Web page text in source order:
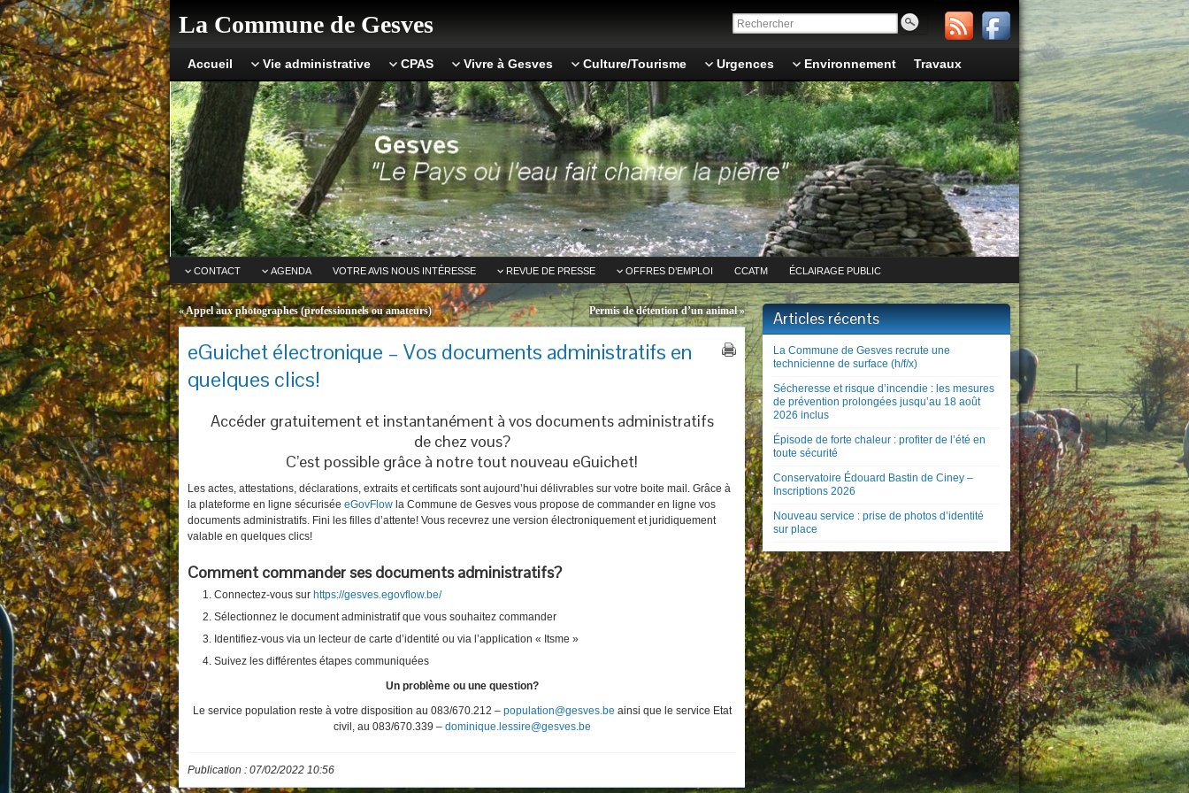
La Commune de Gesves
Accueil Vie administrative CPAS Vivre à Gesves Culture/Tourisme Urgences Environnement Travaux
CONTACT AGENDA VOTRE AVIS NOUS INTÉRESSE REVUE DE PRESSE OFFRES D’EMPLOI CCATM ÉCLAIRAGE PUBLIC
«Appel aux photographes (professionnels ou amateurs) Permis de détention d’un animal»
eGuichet électronique – Vos documents administratifs en
quelques clics!
Accéder gratuitement et instantanément à vos documents administratifs
de chez vous?
C’est possible grâce à notre tout nouveau eGuichet!
Les actes, attestations, déclarations, extraits et certificats sont aujourd’hui délivrables sur votre boite mail. Grâce à
la plateforme en ligne sécurisée eGovFlow la Commune de Gesves vous propose de commander en ligne vos
documents administratifs. Fini les filles d’attente! Vous recevrez une version électroniquement et juridiquement
valable en quelques clics!
Comment commander ses documents administratifs?
Connectez-vous sur https://gesves.egovflow.be/
Sélectionnez le document administratif que vous souhaitez commander
Identifiez-vous via un lecteur de carte d’identité ou via l’application « Itsme »
Suivez les différentes étapes communiquées
Un problème ou une question?
Le service population reste à votre disposition au 083/670.212 – population@gesves.be ainsi que le service Etat
civil, au 083/670.339 – dominique.lessire@gesves.be
Publication : 07/02/2022 10:56
Articles récents
La Commune de Gesves recrute une
technicienne de surface (h/f/x)
Sécheresse et risque d’incendie : les mesures
de prévention prolongées jusqu’au 18 août
2026 inclus
Épisode de forte chaleur : profiter de l’été en
toute sécurité
Conservatoire Édouard Bastin de Ciney –
Inscriptions 2026
Nouveau service : prise de photos d’identité
sur place